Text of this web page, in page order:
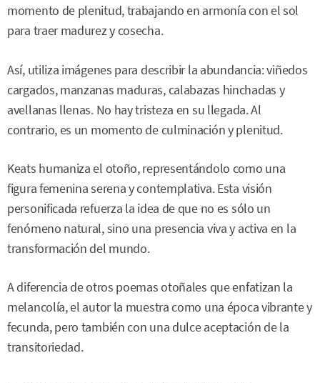
momento de plenitud, trabajando en armonía con el sol
para traer madurez y cosecha.
Así, utiliza imágenes para describir la abundancia: viñedos
cargados, manzanas maduras, calabazas hinchadas y
avellanas llenas. No hay tristeza en su llegada. Al
contrario, es un momento de culminación y plenitud.
Keats humaniza el otoño, representándolo como una
figura femenina serena y contemplativa. Esta visión
personificada refuerza la idea de que no es sólo un
fenómeno natural, sino una presencia viva y activa en la
transformación del mundo.
A diferencia de otros poemas otoñales que enfatizan la
melancolía, el autor la muestra como una época vibrante y
fecunda, pero también con una dulce aceptación de la
transitoriedad.